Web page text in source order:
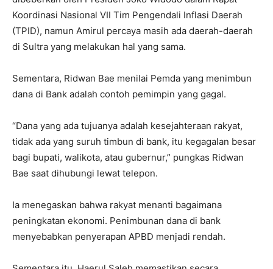
Koordinasi Nasional VII Tim Pengendali Inflasi Daerah
(TPID), namun Amirul percaya masih ada daerah-daerah
di Sultra yang melakukan hal yang sama.
Sementara, Ridwan Bae menilai Pemda yang menimbun
dana di Bank adalah contoh pemimpin yang gagal.
“Dana yang ada tujuanya adalah kesejahteraan rakyat,
tidak ada yang suruh timbun di bank, itu kegagalan besar
bagi bupati, walikota, atau gubernur,” pungkas Ridwan
Bae saat dihubungi lewat telepon.
Ia menegaskan bahwa rakyat menanti bagaimana
peningkatan ekonomi. Penimbunan dana di bank
menyebabkan penyerapan APBD menjadi rendah.